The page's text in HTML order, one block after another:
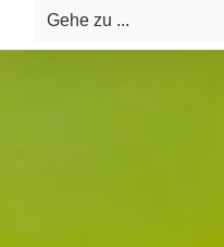
Gehe zu ...